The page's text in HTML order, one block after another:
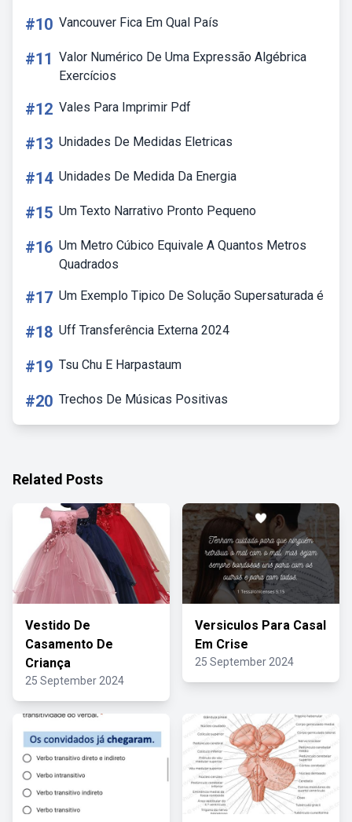
#10 Vancouver Fica Em Qual País
#11 Valor Numérico De Uma Expressão Algébrica
Exercícios
#12 Vales Para Imprimir Pdf
#13 Unidades De Medidas Eletricas
#14 Unidades De Medida Da Energia
#15 Um Texto Narrativo Pronto Pequeno
#16 Um Metro Cúbico Equivale A Quantos Metros
Quadrados
#17 Um Exemplo Tipico De Solução Supersaturada é
#18 Uff Transferência Externa 2024
#19 Tsu Chu E Harpastaum
#20 Trechos De Músicas Positivas
Related Posts
Vestido De
Casamento De
Criança
25 September 2024
Versiculos Para Casal
Em Crise
25 September 2024